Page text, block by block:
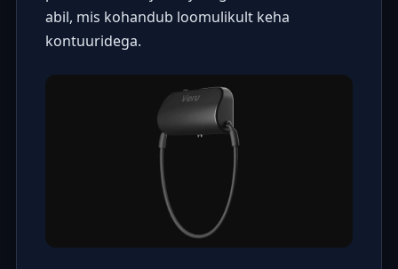
abil, mis kohandub loomulikult keha
kontuuridega.